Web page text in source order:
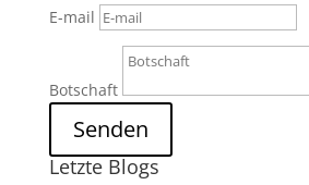
E-mail
Botschaft
Senden
Letzte Blogs